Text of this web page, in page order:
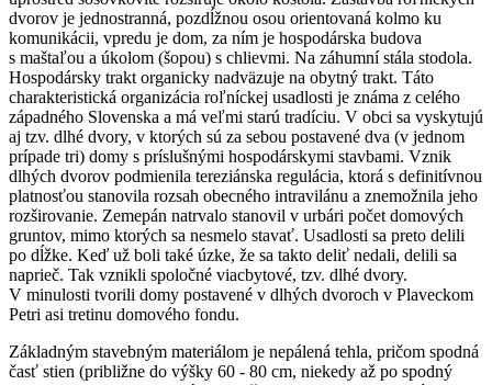
dvorov je jednostranná, pozdĺžnou osou orientovaná kolmo ku
komunikácii, vpredu je dom, za ním je hospodárska budova
s maštaľou a úkolom (šopou) s chlievmi. Na záhumní stála stodola.
Hospodársky trakt organicky nadväzuje na obytný trakt. Táto
charakteristická organizácia roľníckej usadlosti je známa z celého
západného Slovenska a má veľmi starú tradíciu. V obci sa vyskytujú
aj tzv. dlhé dvory, v ktorých sú za sebou postavené dva (v jednom
prípade tri) domy s príslušnými hospodárskymi stavbami. Vznik
dlhých dvorov podmienila tereziánska regulácia, ktorá s definitívnou
platnosťou stanovila rozsah obecného intravilánu a znemožnila jeho
rozširovanie. Zemepán natrvalo stanovil v urbári počet domových
gruntov, mimo ktorých sa nesmelo stavať. Usadlosti sa preto delili
po dĺžke. Keď už boli také úzke, že sa takto deliť nedali, delili sa
naprieč. Tak vznikli spoločné viacbytové, tzv. dlhé dvory.
V minulosti tvorili domy postavené v dlhých dvoroch v Plaveckom
Petri asi tretinu domového fondu.
Základným stavebným materiálom je nepálená tehla, pričom spodná
časť stien (približne do výšky 60 - 80 cm, niekedy až po spodný